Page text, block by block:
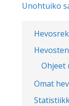
Ohjeet
Omat
Unohtuiko